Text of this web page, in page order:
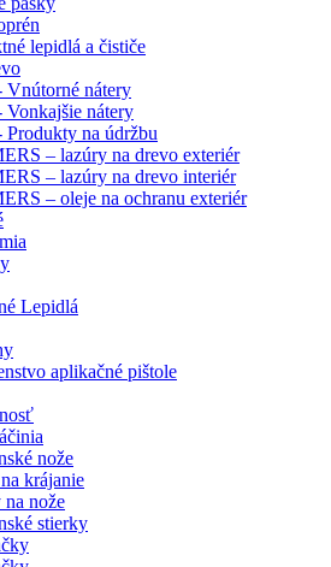
lepidlá a čističe
Vnútorné nátery
Vonkajšie nátery
Produkty na údržbu
– lazúry na drevo exteriér
– lazúry na drevo interiér
– oleje na ochranu exteriér
Lepidlá
aplikačné pištole
nože
krájanie
nože
stierky